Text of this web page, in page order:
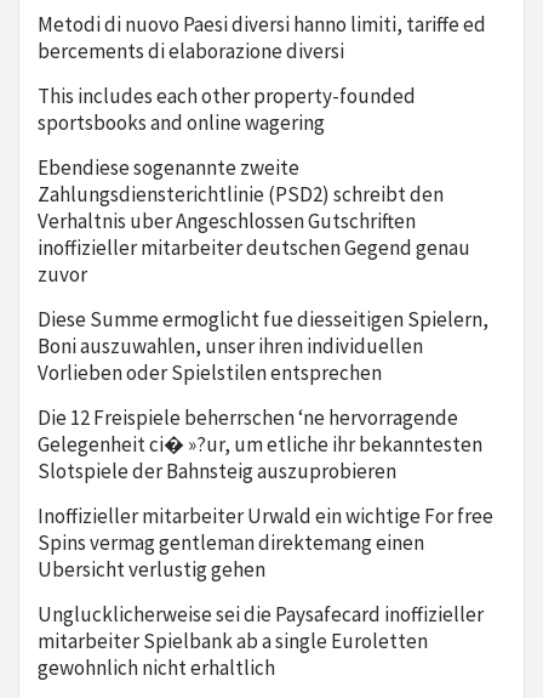
Metodi di nuovo Paesi diversi hanno limiti, tariffe ed
bercements di elaborazione diversi
This includes each other property-founded
sportsbooks and online wagering
Ebendiese sogenannte zweite
Zahlungsdiensterichtlinie (PSD2) schreibt den
Verhaltnis uber Angeschlossen Gutschriften
inoffizieller mitarbeiter deutschen Gegend genau
zuvor
Diese Summe ermoglicht fue diesseitigen Spielern,
Boni auszuwahlen, unser ihren individuellen
Vorlieben oder Spielstilen entsprechen
Die 12 Freispiele beherrschen ‘ne hervorragende
Gelegenheit ci� »?ur, um etliche ihr bekanntesten
Slotspiele der Bahnsteig auszuprobieren
Inoffizieller mitarbeiter Urwald ein wichtige For free
Spins vermag gentleman direktemang einen
Ubersicht verlustig gehen
Unglucklicherweise sei die Paysafecard inoffizieller
mitarbeiter Spielbank ab a single Euroletten
gewohnlich nicht erhaltlich